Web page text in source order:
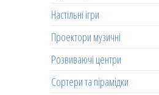
Настільні ігри
Проектори музичні
Розвиваючі центри
Сортери та пірамідки